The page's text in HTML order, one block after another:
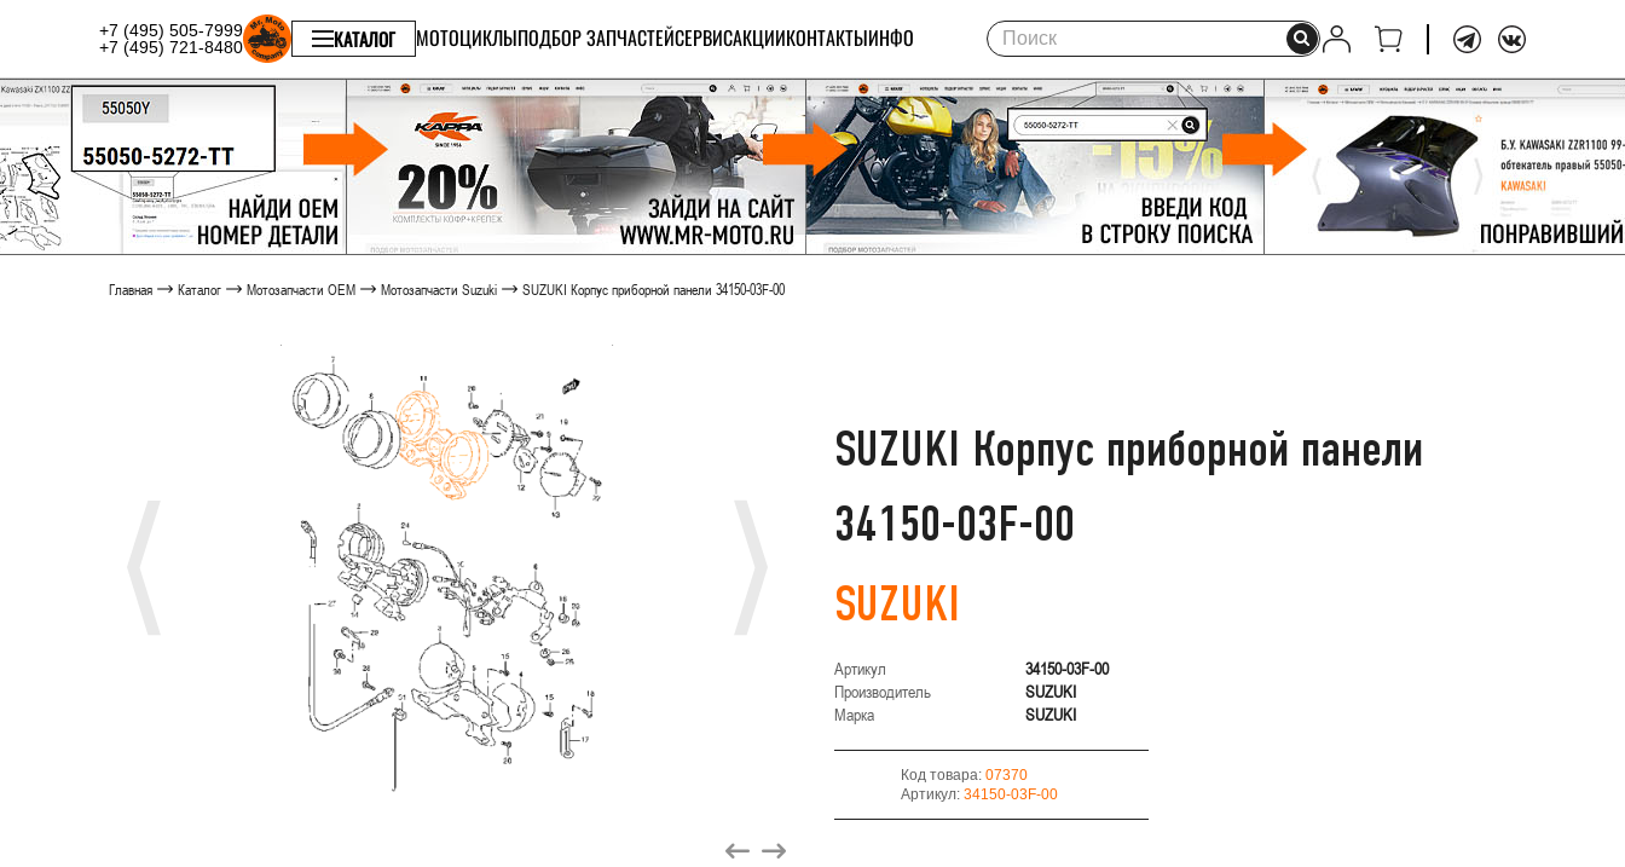
+7 (495) 505-7999
+7 (495) 721-8480
КАТАЛОГ МОТОЦИКЛЫПОДБОР ЗАПЧАСТЕЙСЕРВИСАКЦИИКОНТАКТЫИНФО
Главная Каталог Мотозапчасти OEM Мотозапчасти Suzuki SUZUKI Корпус приборной панели 34150-03F-00
SUZUKI Корпус приборной панели
34150-03F-00
SUZUKI
Артикул
34150-03F-00
Производитель
SUZUKI
Марка
SUZUKI
Код товара: 07370
Артикул: 34150-03F-00